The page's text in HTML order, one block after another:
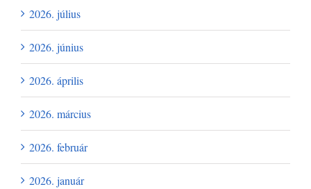
2026. július
2026. június
2026. április
2026. március
2026. február
2026. január